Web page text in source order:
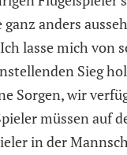
anders
lasse mich von
Sieg
Sorgen, wir
müssen auf
in der